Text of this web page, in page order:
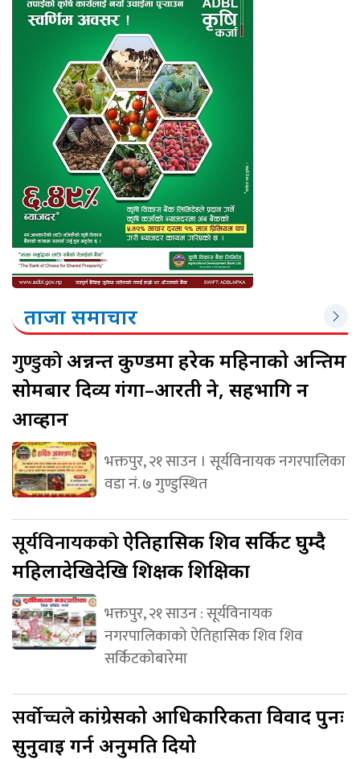
ताजा समाचार
गुण्डुकोअन्नन्त कुण्डमा हरेक महिनाको अन्तिम
सोमबार दिव्य गंगा–आरती हुने, सहभागि हुन
आव्हान
भक्तपुर, २१ साउन । सूर्यविनायक नगरपालिका
वडा नं. ७ गुण्डुस्थित
सूर्यविनायककोऐतिहासिक शिव सर्किट घुम्दै
महिलादेखिदेखि शिक्षक शिक्षिका
भक्तपुर, २१ साउन : सूर्यविनायक
नगरपालिकाको ऐतिहासिक शिव शिव
सर्किटकोबारेमा
सर्वोच्चलेकांग्रेसको आधिकारिकता विवाद पुनः
सुनुवाइ गर्न अनुमति दियो